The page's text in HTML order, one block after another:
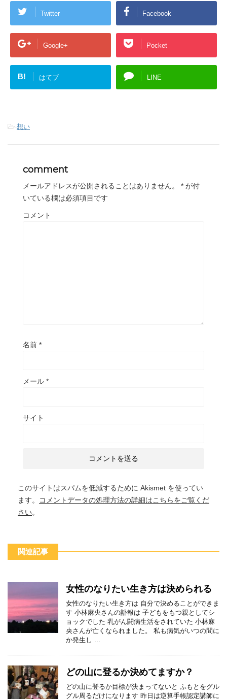
Twitter Facebook
Google+ Pocket
B! はてブ LINE
-想い
comment
メールアドレスが公開されることはありません。 * が付
いている欄は必須項目です
コメント
名前 *
メール *
サイト
このサイトはスパムを低減するために Akismet を使ってい
ます。
コメントデータの処理方法の詳細はこちらをご覧くだ
さい。
関連記事
女性のなりたい生き方は決められる
女性のなりたい生き方は 自分で決めることができま
す 小林麻央さんの訃報は 子どもをもつ親としてシ
ョックでした 乳がん闘病生活をされていた 小林麻
央さんが亡くなられました。 私も病気がいつの間に
か発生し ...
どの山に登るか決めてますか？
どの山に登るか目標が決まってないと ふもとをグル
グル周るだけになります 昨日は逆算手帳認定講師に